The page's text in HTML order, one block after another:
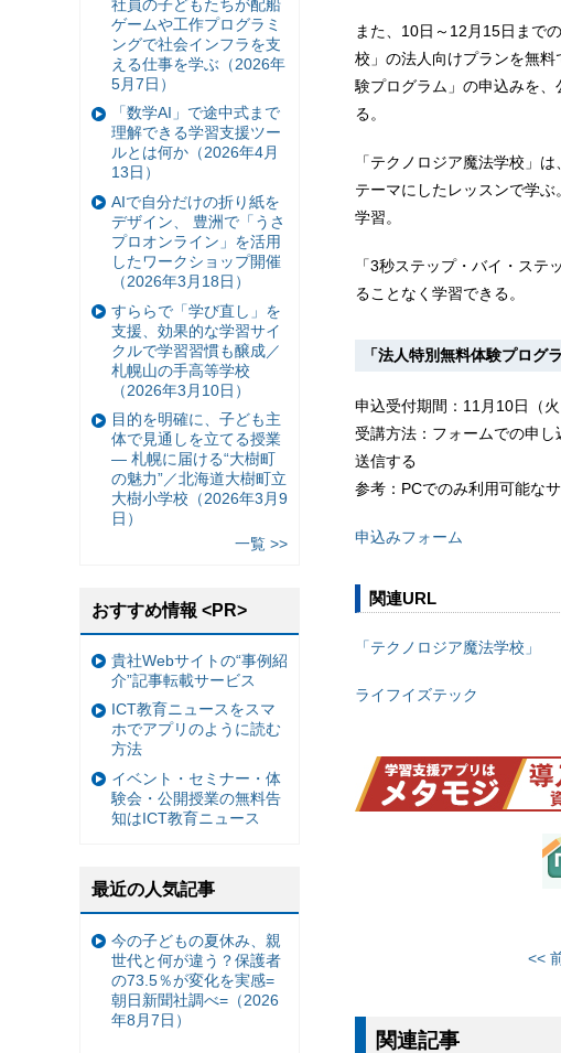
また、10日～12月15日まで
校」の法人向けプランを無
験プログラム」の申込みを
る。
「テクノロジア魔法学校」
テーマにしたレッスンで学
学習。
「3秒ステップ・バイ・ス
ることなく学習できる。
「法人特別無料体験プログ
申込受付期間：11月10日（
受講方法：フォームでの申
送信する
参考：PCでのみ利用可能な
申込みフォーム
関連URL
「テクノロジア魔法学校」
ライフイズテック
<<
関連記事
社員の子どもたちが配船
ゲームや工作プログラミ
ングで社会インフラを支
える仕事を学ぶ（2026年
5月7日）
「数学AI」で途中式まで
理解できる学習支援ツー
ルとは何か（2026年4月
13日）
AIで自分だけの折り紙を
デザイン、 豊洲で「うさ
プロオンライン」を活用
したワークショップ開催
（2026年3月18日）
すららで「学び直し」を
支援、効果的な学習サイ
クルで学習習慣も醸成／
札幌山の手高等学校
（2026年3月10日）
目的を明確に、子ども主
体で見通しを立てる授業
— 札幌に届ける“大樹町
の魅力”／北海道大樹町立
大樹小学校（2026年3月9
日）
一覧 >>
おすすめ情報 <PR>
貴社Webサイトの“事例紹
介”記事転載サービス
ICT教育ニュースをスマ
ホでアプリのように読む
方法
イベント・セミナー・体
験会・公開授業の無料告
知はICT教育ニュース
最近の人気記事
今の子どもの夏休み、親
世代と何が違う？保護者
の73.5％が変化を実感=
朝日新聞社調べ=（2026
年8月7日）